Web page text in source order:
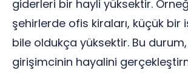
giderleri bir hayli yüksektir.
şehirlerde ofis kiraları, küçük bir
bile oldukça yüksektir. Bu
girişimcinin hayalini